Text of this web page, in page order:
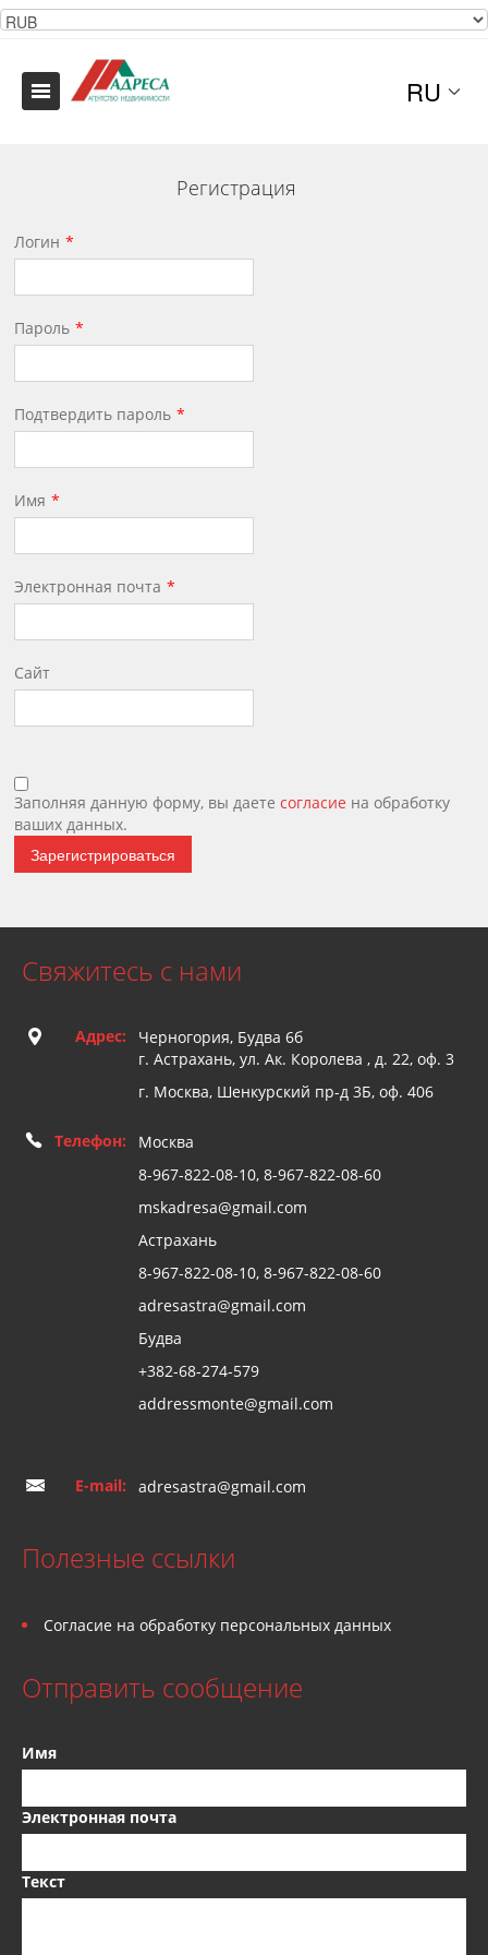
RU
Регистрация
Логин
Пароль
Подтвердить пароль
Имя
Электронная почта
Сайт
Заполняя данную форму, вы даетесогласие на обработку
ваших данных.
Зарегистрироваться
Свяжитесь с нами
Адрес:
Черногория, Будва 6б
г. Астрахань, ул. Ак. Королева , д. 22, оф. 3
г. Москва, Шенкурский пр-д 3Б, оф. 406
Телефон:
Москва
8-967-822-08-10, 8-967-822-08-60
mskadresa@gmail.com
Астрахань
8-967-822-08-10, 8-967-822-08-60
adresastra@gmail.com
Будва
+382-68-274-579
addressmonte@gmail.com
E-mail: adresastra@gmail.com
Полезные ссылки
Согласие на обработку персональных данных
Отправить сообщение
Имя
Электронная почта
Текст